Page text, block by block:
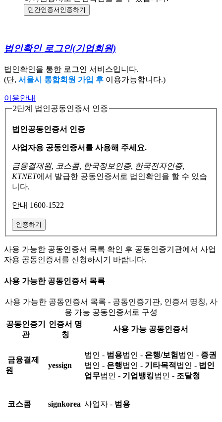
민간인증서 인증하기
법인확인 로그인(기업회원)
법인확인을 통한 로그인 서비스입니다.
(단, 서울시 통합회원 가입 후 이용가능합니다.)
이용안내
2단계 법인공동인증서 인증
법인공동인증서 인증
사업자용 공동인증서를 사용해 주세요.
금융결제원, 코스콤, 한국정보인증, 한국전자인증,
KTNET에서 발급한 공동인증서로 법인확인을 할 수 있습
니다.
안내 1600-1522
인증하기
사용 가능한 공동인증서 목록 확인 후 공동인증기관에서 사업
자용 공동인증서를 신청하시기 바랍니다.
사용 가능한 공동인증서 목록
사용 가능한 공동인증서 목록 - 공동인증기관, 인증서 명칭, 사
용 가능 공동인증서로 구성
공동인증기
관
인증서 명
칭
사용 가능 공동인증서
금융결제
원
yessign
법인 - 범용법인 - 은행/보험 법인 - 증권
법인 - 은행법인 - 기타목적 법인 - 법인
업무법인 - 기업뱅킹법인 - 조달청
코스콤 signkorea 사업자 - 범용